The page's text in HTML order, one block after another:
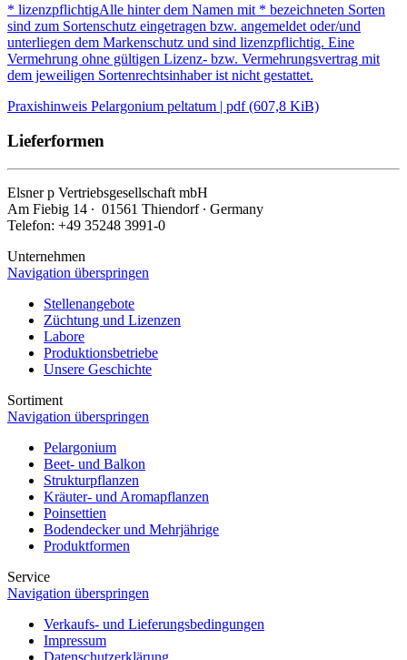
* lizenzpflichtigAlle hinter dem Namen mit * bezeichneten Sorten
sind zum Sortenschutz eingetragen bzw. angemeldet oder/und
unterliegen dem Markenschutz und sind lizenzpflichtig. Eine
Vermehrung ohne gültigen Lizenz- bzw. Vermehrungsvertrag mit
dem jeweiligen Sortenrechtsinhaber ist nicht gestattet.
Praxishinweis Pelargonium peltatum | pdf (607,8 KiB)
Lieferformen
Elsnerp Vertriebsgesellschaft mbH
Am Fiebig 14 ∙ 01561 Thiendorf ∙ Germany
Telefon: +49 35248 3991-0
Unternehmen
Navigation überspringen
Stellenangebote
Züchtung und Lizenzen
Labore
Produktionsbetriebe
Unsere Geschichte
Sortiment
Navigation überspringen
Pelargonium
Beet- und Balkon
Strukturpflanzen
Kräuter- und Aromapflanzen
Poinsettien
Bodendecker und Mehrjährige
Produktformen
Service
Navigation überspringen
Verkaufs- und Lieferungsbedingungen
Impressum
Datenschutzerklärung